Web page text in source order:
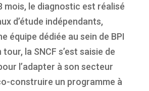
mois, le diagnostic est réalisé
d’étude indépendants,
équipe dédiée au sein de BPI
la SNCF s’est saisie de
l’adapter à son secteur
construire un programme à